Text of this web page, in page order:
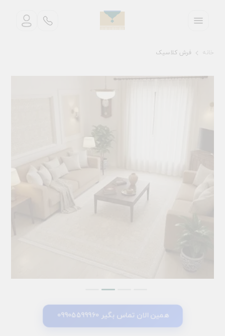
خانه فرش کلاسیک
همین الان تماس بگیر 09905599960